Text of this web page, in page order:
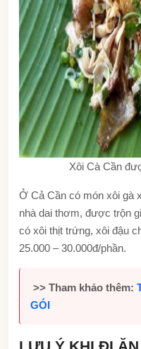
Xôi Cà Cần
Ở Cả Cần có món xôi gà
nhà dai thơm, được trộn
có xôi thịt trứng, xôi đậu
25.000 – 30.000đ/phần.
>> Tham khảo thêm:
GÓI
LƯU Ý KHI ĐI